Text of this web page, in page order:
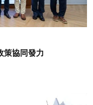
策協同發力